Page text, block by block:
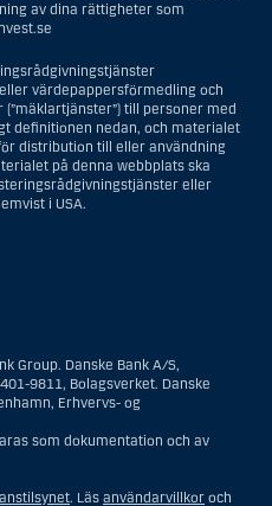
av dina rättigheter som
värdepappersförmedling och
till personer med
definitionen nedan, och materialet
distribution till eller användning
på denna webbplats ska
eller
i USA.
hemvist i USA som bedriver
och anlitas och regleras som ett
till en utländsk enhet som är
är en US Person, om inte
som saknar hemvist i USA, har
eller ett dödsbo för vilket en
och en non-US Person har eller
Group. Danske Bank A/S,
9811, Bolagsverket. Danske
Erhvervs- og
som dokumentation och av
. Läs användarvillkor och